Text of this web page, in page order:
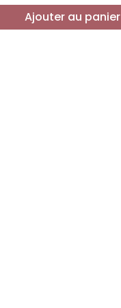
Ajouter au panier